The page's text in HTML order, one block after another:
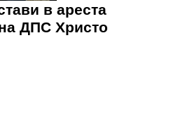
в ареста
ДПС Христо